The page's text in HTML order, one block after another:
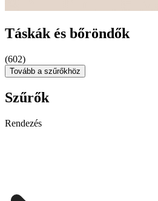
Táskák és bőröndők
(602)
Tovább a szűrőkhöz
Szűrők
Rendezés